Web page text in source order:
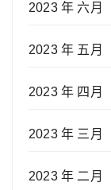
2023 年 六月
2023 年 五月
2023 年 四月
2023 年 三月
2023 年 二月